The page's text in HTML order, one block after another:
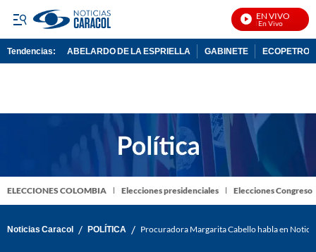
EN VIVO
Tendencias: ABELARDO DE LA ESPRIELLA GABINETE ECOPETROL
ELECCIONES COLOMBIA Elecciones presidenciales Elecciones Congreso
Noticias Caracol / POLÍTICA / Procuradora Margarita Cabello habla en